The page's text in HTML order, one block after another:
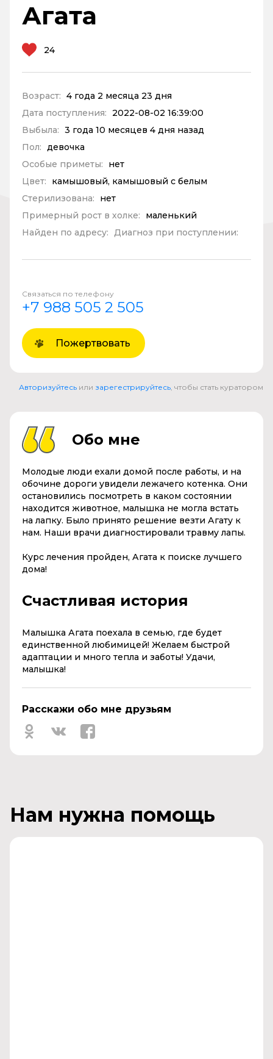
Агата
24
Возраст: 4 года 2 месяца 23 дня
Дата поступления:
2022-08-02 16:39:00
Выбыла: 3 года 10 месяцев 4 дня назад
Пол: девочка
Особые приметы:
нет
Цвет:
камышовый, камышовый с белым
Стерилизована:
нет
Примерный рост в холке:
маленький
Найден по адресу: Диагноз при поступлении:
Связаться по телефону
+7 988 505 2 505
Пожертвовать
Авторизуйтесь или зарегестрируйтесь, чтобы стать куратором
Обо мне
Молодые люди ехали домой после работы, и на
обочине дороги увидели лежачего котенка. Они
остановились посмотреть в каком состоянии
находится животное, малышка не могла встать
на лапку. Было принято решение везти Агату к
нам. Наши врачи диагностировали травму лапы.
Курс лечения пройден, Агата к поиске лучшего
дома!
Счастливая история
Малышка Агата поехала в семью, где будет
единственной любимицей! Желаем быстрой
адаптации и много тепла и заботы! Удачи,
малышка!
Расскажи обо мне друзьям
Нам нужна помощь